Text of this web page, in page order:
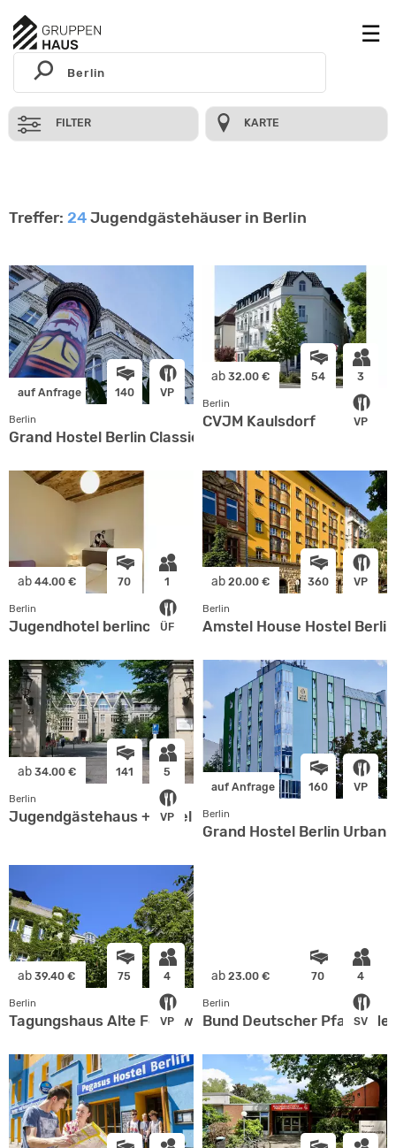
FILTER KARTE
Treffer: 24 Jugendgästehäuser in Berlin
auf Anfrage 140 VP
Berlin
Grand Hostel Berlin Classic
ab 32.00 € 54 3
VP
Berlin
CVJM Kaulsdorf
ab 44.00 € 70 1
ÜF
Berlin
Jugendhotel berlincity
ab 20.00 € 360 VP
Berlin
Amstel House Hostel Berlin
ab 34.00 € 141 5
VP
Berlin
Jugendgästehaus + Hotel St.-Michaels-Heim
auf Anfrage 160 VP
Berlin
Grand Hostel Berlin Urban
ab 39.40 € 75 4
VP
Berlin
Tagungshaus Alte Feuerwache
ab 23.00 € 70 4
SV
Berlin
Bund Deutscher